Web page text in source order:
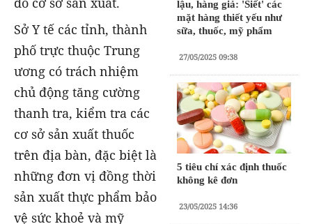
lậu, hàng giả: 'Siết' các
mặt hàng thiết yếu như
sữa, thuốc, mỹ phẩm
27/05/2025 09:38
5 tiêu chí xác định thuốc
không kê đơn
23/05/2025 14:36
Sở Y tế các tỉnh, thành
phố trực thuộc Trung
ương có trách nhiệm
chủ động tăng cường
thanh tra, kiểm tra các
cơ sở sản xuất thuốc
trên địa bàn, đặc biệt là
những đơn vị đồng thời
sản xuất thực phẩm bảo
vệ sức khoẻ và mỹ